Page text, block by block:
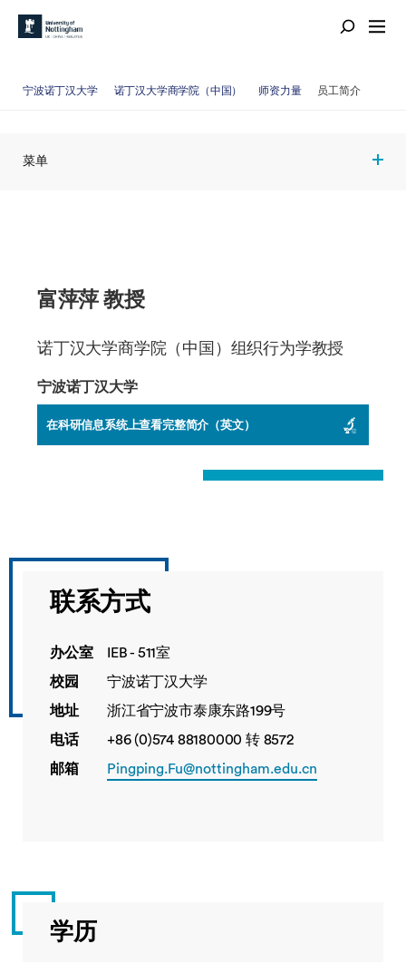
宁波诺丁汉大学 诺丁汉大学商学院（中国） 师资力量 员工简介
菜单
富萍萍 教授
诺丁汉大学商学院（中国）组织行为学教授
宁波诺丁汉大学
在科研信息系统上查看完整简介（英文）
联系方式
办公室
IEB - 511室
校园
宁波诺丁汉大学
地址
浙江省宁波市泰康东路199号
电话
+86 (0)574 88180000 转 8572
邮箱
Pingping.Fu@nottingham.edu.cn
学历